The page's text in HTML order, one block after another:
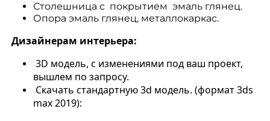
Столешница с покрытием эмаль глянец.
Опора эмаль глянец, металлокаркас.
Дизайнерам интерьера:
3D модель, с изменениями под ваш проект,
вышлем по запросу.
Скачать стандартную 3d модель. (формат 3ds
max 2019):